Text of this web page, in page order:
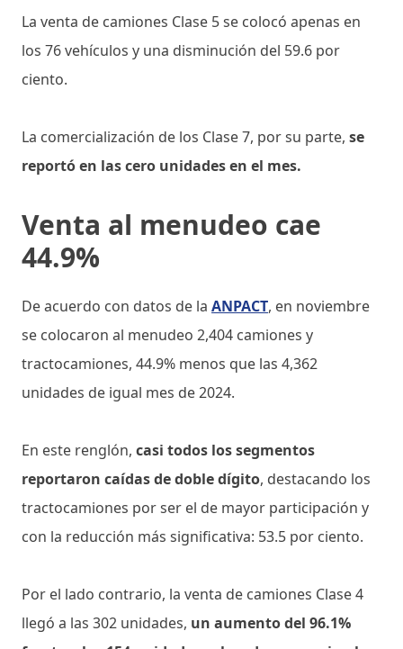
La venta de camiones Clase 5 se colocó apenas en
los 76 vehículos y una disminución del 59.6 por
ciento.
La comercialización de los Clase 7, por su parte, se
reportó en las cero unidades en el mes.
Venta al menudeo cae
44.9%
De acuerdo con datos de la ANPACT, en noviembre
se colocaron al menudeo 2,404 camiones y
tractocamiones, 44.9% menos que las 4,362
unidades de igual mes de 2024.
En este renglón, casi todos los segmentos
reportaron caídas de doble dígito, destacando los
tractocamiones por ser el de mayor participación y
con la reducción más significativa: 53.5 por ciento.
Por el lado contrario, la venta de camiones Clase 4
llegó a las 302 unidades, un aumento del 96.1%